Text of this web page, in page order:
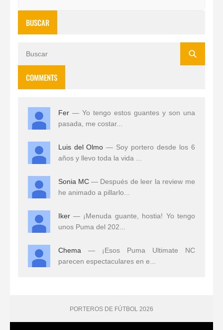
BUSCAR
COMMENTS
Fer — Yo tengo estos guantes y son una
pasada, me costar...
Luis del Olmo — Soy portero desde los 6
años y llevo toda la vida ...
Sonia MC — Después de leer la review me
he animado a pillarlo...
Iker — ¡Menuda guante, hostia! Yo tengo
unos Puma del 202...
Chema — ¡Esos Puma Ultimate NC
parecen espectaculares en e...
PORTEROS DE FÚTBOL 2026